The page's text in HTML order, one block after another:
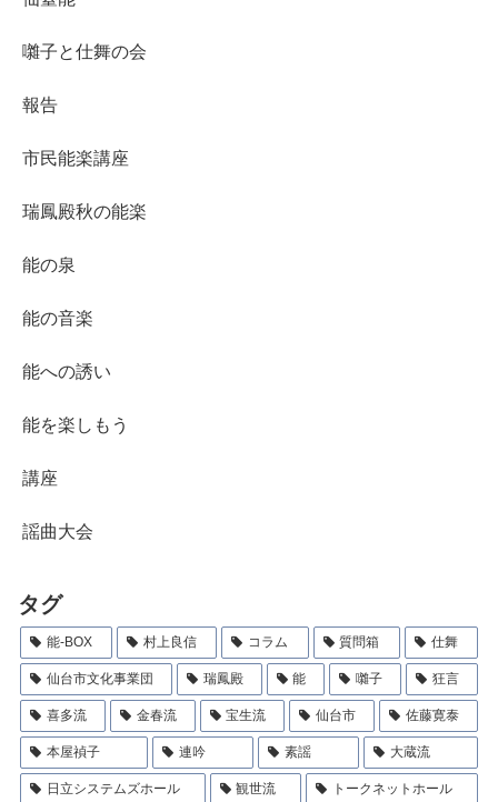
囃子と仕舞の会
報告
市民能楽講座
瑞鳳殿秋の能楽
能の泉
能の音楽
能への誘い
能を楽しもう
講座
謡曲大会
タグ
能-BOX 村上良信 コラム 質問箱 仕舞
仙台市文化事業団 瑞鳳殿 能 囃子 狂言
喜多流 金春流 宝生流 仙台市 佐藤寛泰
本屋禎子 連吟 素謡 大蔵流
日立システムズホール 観世流 トークネットホール